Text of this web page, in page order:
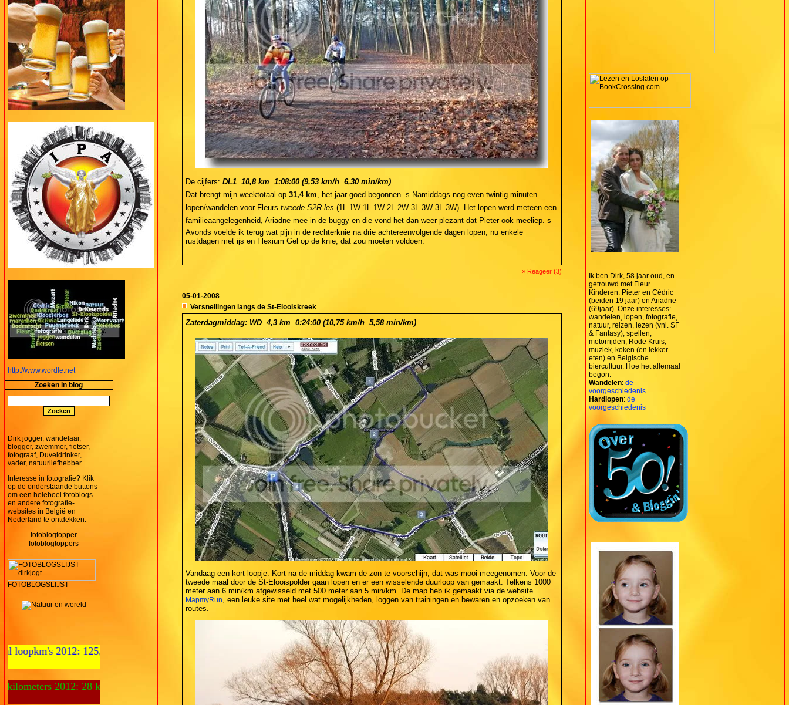
http://www.wordle.net
Zoeken in blog
Dirk jogger, wandelaar,
blogger, zwemmer, fietser,
fotograaf, Duveldrinker,
vader, natuurliefhebber.
Interesse in fotografie? Klik
op de onderstaande buttons
om een heleboel fotoblogs
en andere fotografie-
websites in België en
Nederland te ontdekken.
fotoblogtoppers
FOTOBLOGSLIJST
125,1 km
28 km
De cijfers: DL1  10,8 km  1:08:00 (9,53 km/h  6,30 min/km)
Dat brengt mijn weektotaal op 31,4 km , het jaar goed begonnen. s Namiddags nog even twintig minuten
lopen/wandelen voor Fleurs tweede S2R-les (1L 1W 1L 1W 2L 2W 3L 3W 3L 3W). Het lopen werd meteen een
familieaangelegenheid, Ariadne mee in de buggy en die vond het dan weer plezant dat Pieter ook meeliep. s
Avonds voelde ik terug wat pijn in de rechterknie na drie achtereenvolgende dagen lopen, nu enkele
rustdagen met ijs en Flexium Gel op de knie, dat zou moeten voldoen.
» Reageer (3)
05-01-2008
Versnellingen langs de St-Elooiskreek
Zaterdagmiddag: WD  4,3 km  0:24:00 (10,75 km/h  5,58 min/km)
Vandaag een kort loopje. Kort na de middag kwam de zon te voorschijn, dat was mooi meegenomen. Voor de
tweede maal door de St-Elooispolder gaan lopen en er een wisselende duurloop van gemaakt. Telkens 1000
meter aan 6 min/km afgewisseld met 500 meter aan 5 min/km. De map heb ik gemaakt via de website
MapmyRun , een leuke site met heel wat mogelijkheden, loggen van trainingen en bewaren en opzoeken van
routes.
Ik ben Dirk, 58 jaar oud, en
getrouwd met Fleur.
Kinderen: Pieter en Cédric
(beiden 19 jaar) en Ariadne
(69jaar). Onze interesses:
wandelen, lopen, fotografie,
natuur, reizen, lezen (vnl. SF
& Fantasy), spellen,
motorrijden, Rode Kruis,
muziek, koken (en lekker
eten) en Belgische
biercultuur. Hoe het allemaal
begon:
Wandelen: de
voorgeschiedenis
Hardlopen: de
voorgeschiedenis